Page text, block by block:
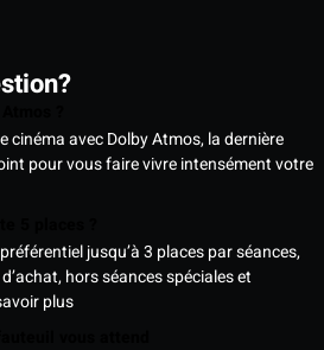
cinéma avec Dolby Atmos, la dernière
pour vous faire vivre intensément votre
jusqu’à 3 places par séances,
hors séances spéciales et
plus